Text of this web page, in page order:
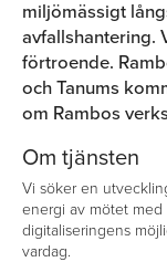
miljömässigt
avfallshantering.
förtroende.
och Tanums
om Rambos
Om tjänsten
Vi söker en
energi av mötet med
digitaliseringens
vardag.